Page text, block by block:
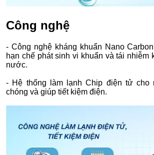
Công nghệ
- Công nghệ kháng khuẩn Nano
hạn chế phát sinh vi khuẩn và tái nhiễm
nước.
- Hệ thống làm lạnh Chip điện tử cho
chóng và giúp tiết kiệm điện.